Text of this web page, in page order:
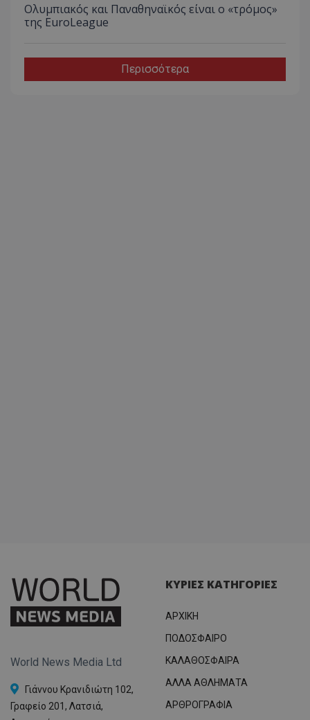
Ολυμπιακός και Παναθηναϊκός είναι ο «τρόμος»
της EuroLeague
Περισσότερα
World News Media Ltd
Γιάννου Κρανιδιώτη 102,
Γραφείο 201, Λατσιά,
ΚΥΡΙΕΣ ΚΑΤΗΓΟΡΙΕΣ
ΑΡΧΙΚΗ
ΠΟΔΟΣΦΑΙΡΟ
ΚΑΛΑΘΟΣΦΑΙΡΑ
ΑΛΛΑ ΑΘΛΗΜΑΤΑ
ΑΡΘΡΟΓΡΑΦΙΑ